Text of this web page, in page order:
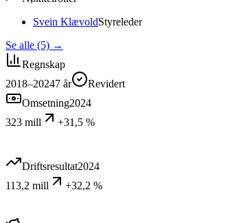
Svein KlævoldStyreleder
Se alle (5) →
Regnskap
2018–20247 år
Revidert
Omsetning2024
323 mill
+31,5 %
Driftsresultat2024
113,2 mill
+32,2 %